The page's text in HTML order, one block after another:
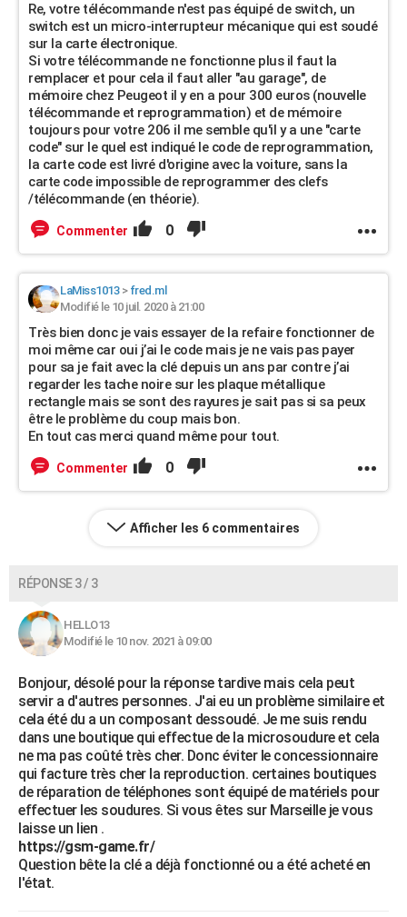
Re, votre télécommande n'est pas équipé de switch, un
switch est un micro-interrupteur mécanique qui est soudé
sur la carte électronique.
Si votre télécommande ne fonctionne plus il faut la
remplacer et pour cela il faut aller "au garage", de
mémoire chez Peugeot il y en a pour 300 euros (nouvelle
télécommande et reprogrammation) et de mémoire
toujours pour votre 206 il me semble qu'il y a une "carte
code" sur le quel est indiqué le code de reprogrammation,
la carte code est livré d'origine avec la voiture, sans la
carte code impossible de reprogrammer des clefs
/télécommande (en théorie).
Commenter 0
LaMiss1013> fred.ml
Modifié le 10 juil. 2020 à 21:00
Très bien donc je vais essayer de la refaire fonctionner de
moi même car oui j’ai le code mais je ne vais pas payer
pour sa je fait avec la clé depuis un ans par contre j’ai
regarder les tache noire sur les plaque métallique
rectangle mais se sont des rayures je sait pas si sa peux
être le problème du coup mais bon.
En tout cas merci quand même pour tout.
Commenter 0
Afficher les 6 commentaires
RÉPONSE 3 / 3
HELLO13
Modifié le 10 nov. 2021 à 09:00
Bonjour, désolé pour la réponse tardive mais cela peut
servir a d'autres personnes. J'ai eu un problème similaire et
cela été du a un composant dessoudé. Je me suis rendu
dans une boutique qui effectue de la microsoudure et cela
ne ma pas coûté très cher. Donc éviter le concessionnaire
qui facture très cher la reproduction. certaines boutiques
de réparation de téléphones sont équipé de matériels pour
effectuer les soudures. Si vous êtes sur Marseille je vous
laisse un lien .
https://gsm-game.fr/
Question bête la clé a déjà fonctionné ou a été acheté en
l'état.